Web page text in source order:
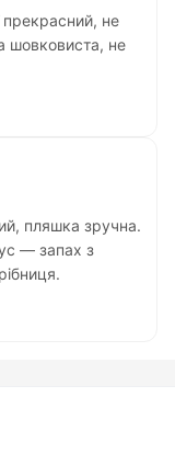
не
шовковиста, не
пляшка зручна.
— запах з